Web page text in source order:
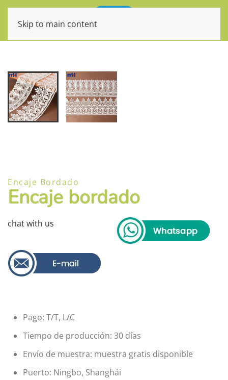
Skip to main content
Encaje Bordado
Encaje bordado
chat with us
Pago: T/T, L/C
Tiempo de producción: 30 días
Envío de muestra: muestra gratis disponible
Puerto: Ningbo, Shanghái